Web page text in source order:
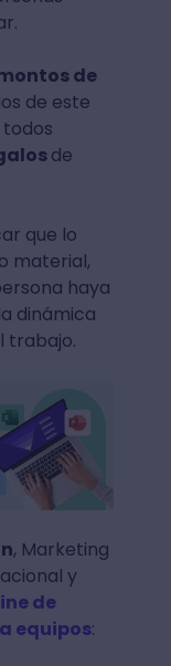
de
de este
todos
de
que lo
material,
haya
dinámica
trabajo.
, Marketing
y
de
equipos: